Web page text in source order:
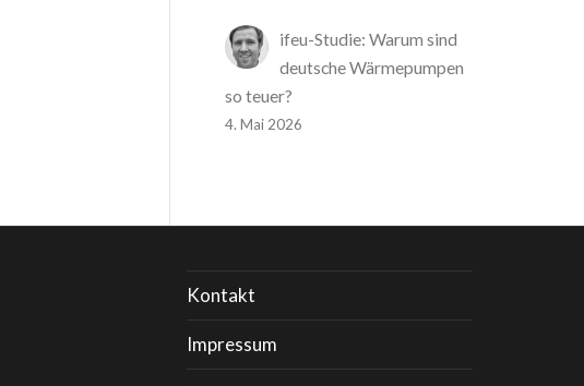
ifeu-Studie: Warum sind
deutsche Wärmepumpen
so teuer?
4. Mai 2026
Kontakt
Impressum